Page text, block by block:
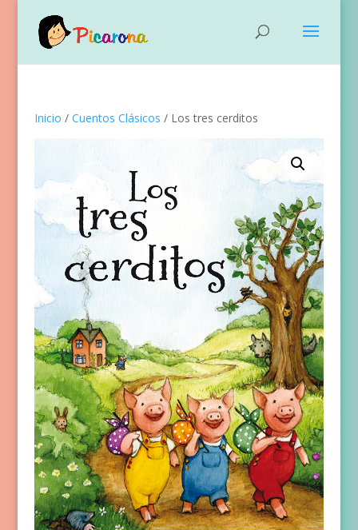
Inicio / Cuentos Clásicos / Los tres cerditos